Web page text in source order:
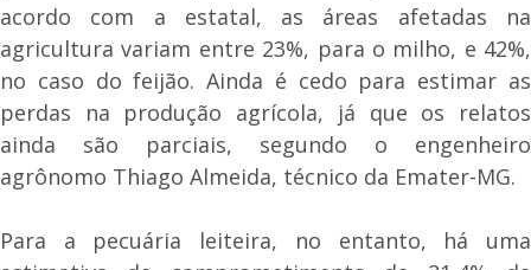
acordo com a estatal, as áreas afetadas na
agricultura variam entre 23%, para o milho, e 42%,
no caso do feijão. Ainda é cedo para estimar as
perdas na produção agrícola, já que os relatos
ainda são parciais, segundo o engenheiro
agrônomo Thiago Almeida, técnico da Emater-MG.
Para a pecuária leiteira, no entanto, há uma